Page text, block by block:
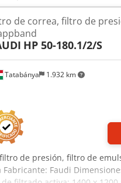
Tatabánya 1.932 km
de correa, filtro de
HP 50-180.1/2/S
de presión, filtro de
Faudi